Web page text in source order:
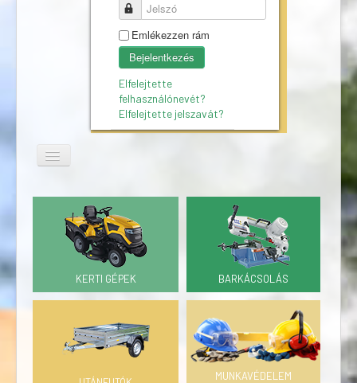
Jelszó
Emlékezzen rám
Bejelentkezés
Elfelejtette
felhasználónevét?
Elfelejtette jelszavát?
KERTI GÉPEK BARKÁCSOLÁS
MUNKAVÉDELEM